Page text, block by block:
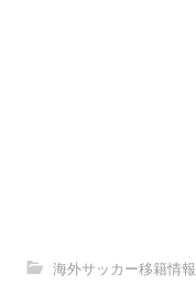
海外サッカー移籍情報